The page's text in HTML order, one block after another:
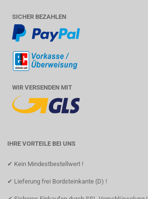
SICHER BEZAHLEN
WIR VERSENDEN MIT
IHRE VORTEILE BEI UNS
✔ Kein Mindestbestellwert !
✔ Lieferung frei Bordsteinkante (D) !